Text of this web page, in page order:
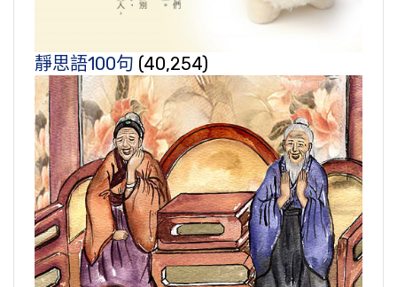
靜思語100句 (40,254)